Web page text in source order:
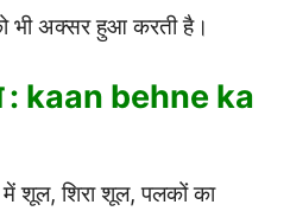
भी अक्सर हुआ करती है।
: kaan behne ka
शूल, शिरा शूल, पलकों का